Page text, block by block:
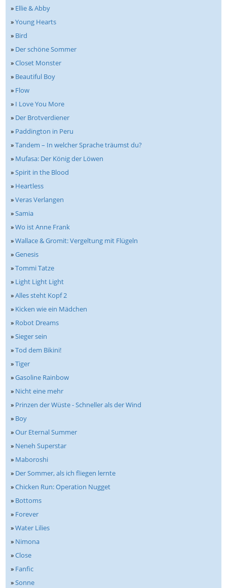
» Ellie & Abby
»Young Hearts
» Bird
» Der schöne Sommer
»Closet Monster
» Beautiful Boy
» Flow
» I Love You More
» Der Brotverdiener
» Paddington in Peru
»Tandem – In welcher Sprache träumst du?
» Mufasa: Der König der Löwen
»Spirit in the Blood
» Heartless
»Veras Verlangen
»Samia
»Wo ist Anne Frank
»Wallace & Gromit: Vergeltung mit Flügeln
»Genesis
»Tommi Tatze
» Light Light Light
»Alles steht Kopf 2
» Kicken wie ein Mädchen
» Robot Dreams
»Sieger sein
»Tod dem Bikini!
»Tiger
»Gasoline Rainbow
» Nicht eine mehr
» Prinzen der Wüste - Schneller als der Wind
» Boy
»Our Eternal Summer
» Neneh Superstar
» Maboroshi
» Der Sommer, als ich fliegen lernte
»Chicken Run: Operation Nugget
» Bottoms
» Forever
»Water Lilies
» Nimona
»Close
» Fanfic
»Sonne